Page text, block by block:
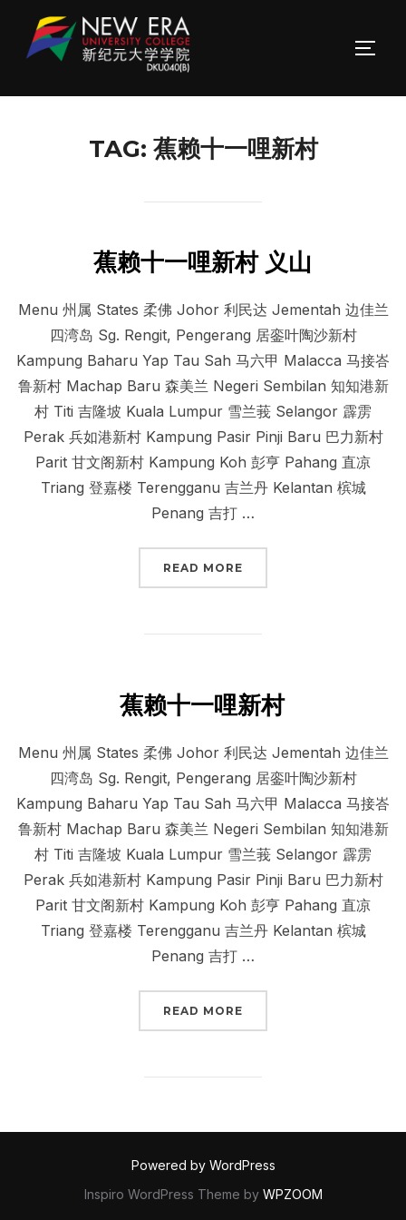
content
TAG: 蕉赖十一哩新村
蕉赖十一哩新村 义山
Menu 州属 States 柔佛 Johor 利民达 Jementah 边佳兰
四湾岛 Sg. Rengit, Pengerang 居銮叶陶沙新村
Kampung Baharu Yap Tau Sah 马六甲 Malacca 马接峇
鲁新村 Machap Baru 森美兰 Negeri Sembilan 知知港新
村 Titi 吉隆坡 Kuala Lumpur 雪兰莪 Selangor 霹雳
Perak 兵如港新村 Kampung Pasir Pinji Baru 巴力新村
Parit 甘文阁新村 Kampung Koh 彭亨 Pahang 直凉
Triang 登嘉楼 Terengganu 吉兰丹 Kelantan 槟城
Penang 吉打 …
READ MORE
蕉赖十一哩新村
Menu 州属 States 柔佛 Johor 利民达 Jementah 边佳兰
四湾岛 Sg. Rengit, Pengerang 居銮叶陶沙新村
Kampung Baharu Yap Tau Sah 马六甲 Malacca 马接峇
鲁新村 Machap Baru 森美兰 Negeri Sembilan 知知港新
村 Titi 吉隆坡 Kuala Lumpur 雪兰莪 Selangor 霹雳
Perak 兵如港新村 Kampung Pasir Pinji Baru 巴力新村
Parit 甘文阁新村 Kampung Koh 彭亨 Pahang 直凉
Triang 登嘉楼 Terengganu 吉兰丹 Kelantan 槟城
Penang 吉打 …
READ MORE
Powered by WordPress
Inspiro WordPress Theme by WPZOOM